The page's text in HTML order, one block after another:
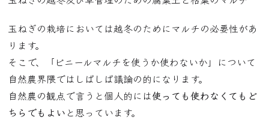
玉ねぎの栽培においては越冬のためにマルチの必要性があ
ります。
そこで、「ビニールマルチを使うか使わないか」について
自然農界隈ではしばしば議論の的になります。
自然農の観点で言うと個人的には使っても使わなくてもど
ちらでもよい と思っています。